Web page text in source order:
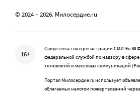
© 2024 – 2026. Милосердие.ru
16+
Свидетельство о регистрации СМИ Эл №
федеральной службой по надзору в
технологий и массовых коммуникаций
Портал Милосердие.ru использует
облагаемых налогом пожертвований